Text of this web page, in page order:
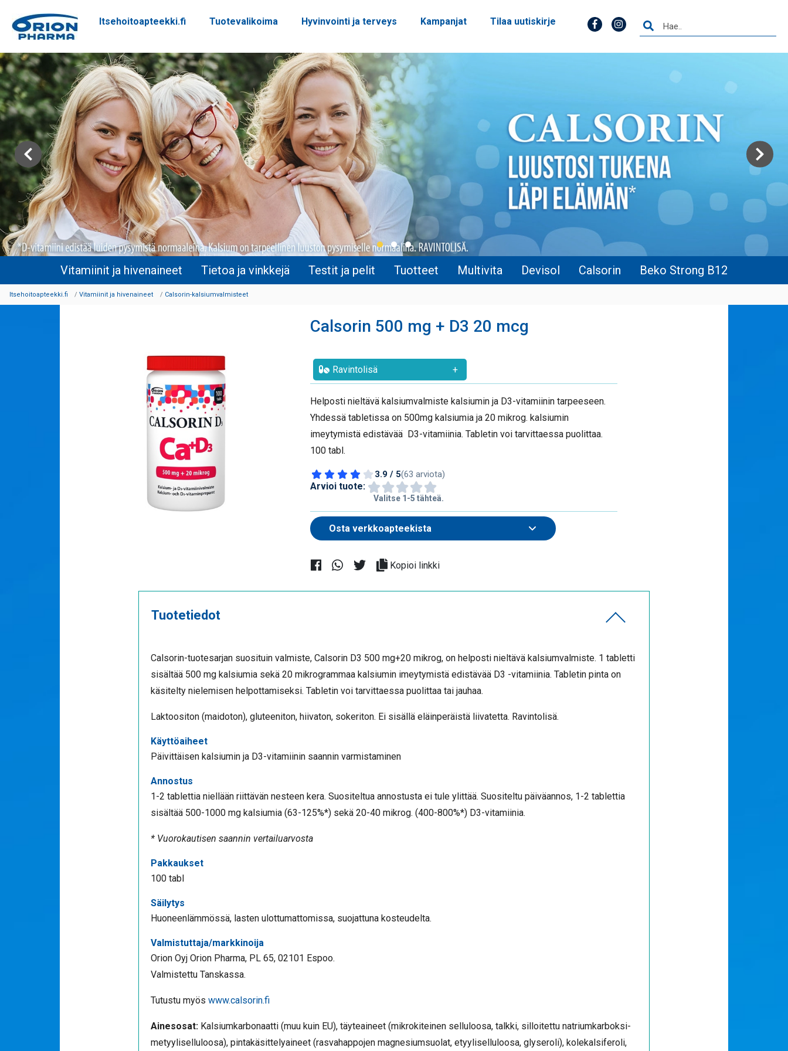
Siirry sisältöön
Itsehoitoapteekki.fi Tuotevalikoima Hyvinvointi ja terveys Kampanjat Tilaa uutiskirje
Vitamiinit ja hivenaineet Tietoa ja vinkkejä Testit ja pelit Tuotteet Multivita Devisol Calsorin Beko Strong B12
Itsehoitoapteekki.fi Vitamiinit ja hivenaineet Calsorin-kalsiumvalmisteet
Calsorin 500 mg + D3 20 mcg
Ravintolisä +
Helposti nieltävä kalsiumvalmiste kalsiumin ja D3-vitamiinin tarpeeseen.
Yhdessä tabletissa on 500mg kalsiumia ja 20 mikrog. kalsiumin
imeytymistä edistävää D3-vitamiinia. Tabletin voi tarvittaessa puolittaa.
100 tabl.
3.9 / 5(63 arviota)
Arvioi tuote:
Valitse 1-5 tähteä.
Kopioi linkki
Tuotetiedot
Calsorin-tuotesarjan suosituin valmiste, Calsorin D3 500 mg+20 mikrog, on helposti nieltävä kalsiumvalmiste. 1 tabletti
sisältää 500 mg kalsiumia sekä 20 mikrogrammaa kalsiumin imeytymistä edistävää D3 -vitamiinia. Tabletin pinta on
käsitelty nielemisen helpottamiseksi. Tabletin voi tarvittaessa puolittaa tai jauhaa.
Laktoositon (maidoton), gluteeniton, hiivaton, sokeriton. Ei sisällä eläinperäistä liivatetta. Ravintolisä.
Käyttöaiheet
Päivittäisen kalsiumin ja D3-vitamiinin saannin varmistaminen
Annostus
1-2 tablettia niellään riittävän nesteen kera. Suositeltua annostusta ei tule ylittää. Suositeltu päiväannos, 1-2 tablettia
sisältää 500-1000 mg kalsiumia (63-125%*) sekä 20-40 mikrog. (400-800%*) D3-vitamiinia.
* Vuorokautisen saannin vertailuarvosta
Pakkaukset
100 tabl
Säilytys
Huoneenlämmössä, lasten ulottumattomissa, suojattuna kosteudelta.
Valmistuttaja/markkinoija
Orion Oyj Orion Pharma, PL 65, 02101 Espoo.
Valmistettu Tanskassa.
Tutustu myös www.calsorin.fi
Ainesosat: Kalsiumkarbonaatti (muu kuin EU), täyteaineet (mikrokiteinen selluloosa, talkki, silloitettu natriumkarboksi-
metyyliselluloosa), pintakäsittelyaineet (rasvahappojen magnesiumsuolat, etyyliselluloosa, glyseroli), kolekalsiferoli,